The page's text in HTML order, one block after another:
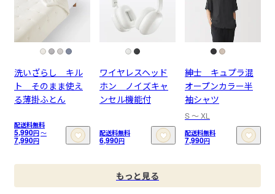
洗いざらし キル
ト そのまま使え
る薄掛ふとん
配送料無料
5,990円〜
7,990円
ワイヤレスヘッド
ホン ノイズキャ
ンセル機能付
配送料無料
6,990円
紳士 キュプラ混
オープンカラー半
袖シャツ
S 〜 XL
配送料無料
7,990円
もっと見る